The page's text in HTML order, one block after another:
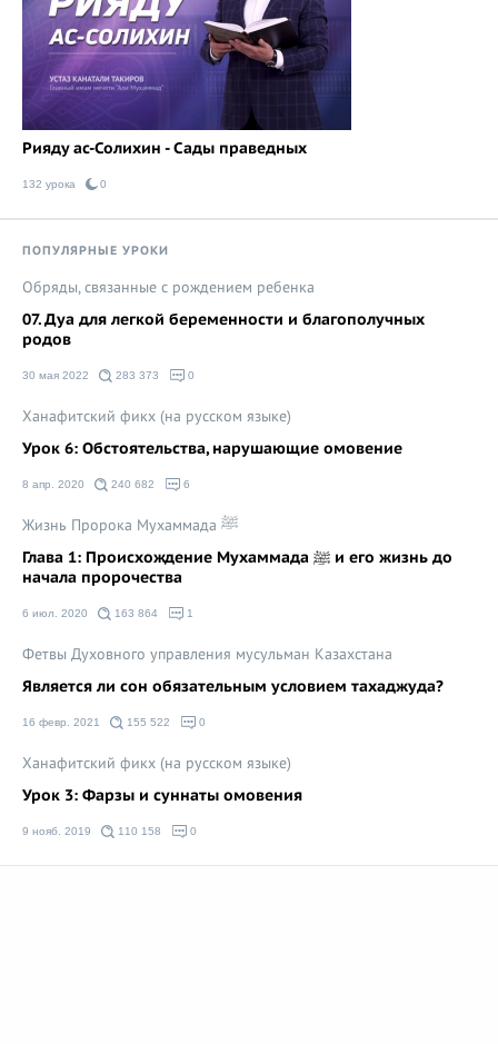
Рияду ас-Солихин - Сады праведных
132 урока 0
ПОПУЛЯРНЫЕ УРОКИ
Обряды, связанные с рождением ребенка
07. Дуа для легкой беременности и благополучных
родов
30 мая 2022 283 373 0
Ханафитский фикх (на русском языке)
Урок 6: Обстоятельства, нарушающие омовение
8 апр. 2020 240 682 6
Жизнь Пророка Мухаммада ﷺ
Глава 1: Происхождение Мухаммада ﷺ и его жизнь до
начала пророчества
6 июл. 2020 163 864 1
Фетвы Духовного управления мусульман Казахстана
Является ли сон обязательным условием тахаджуда?
16 февр. 2021 155 522 0
Ханафитский фикх (на русском языке)
Урок 3: Фарзы и суннаты омовения
9 нояб. 2019 110 158 0